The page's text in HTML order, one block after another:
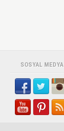
SOSYAL MEDYA